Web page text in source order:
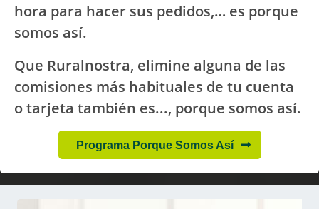
hora para hacer sus pedidos,… es porque
somos así.
Que Ruralnostra, elimine alguna de las
comisiones más habituales de tu cuenta
o tarjeta también es..., porque somos así.
Programa Porque Somos Así